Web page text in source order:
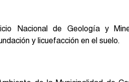
Nacional de Geología y
y licuefacción en el suelo.